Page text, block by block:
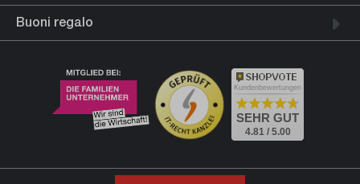
Buoni regalo
Kundenbewertungen
SEHR GUT
4.81 / 5.00